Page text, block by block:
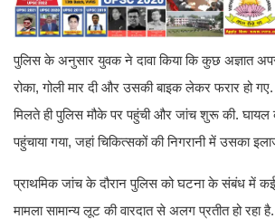
पुलिस के अनुसार युवक ने दावा किया कि कुछ अज्ञात
रोका, गोली मार दी और उसकी बाइक लेकर फरार हो
मिलते ही पुलिस मौके पर पहुंची और जांच शुरू की. घायल
पहुंचाया गया, जहां चिकित्सकों की निगरानी में उसका
प्राथमिक जांच के दौरान पुलिस को घटना के संबंध में
मामला सामान्य लूट की वारदात से अलग प्रतीत हो रहा